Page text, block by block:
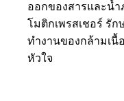
ออกของสารและน้ำ
โมติกเพรสเชอร์ รั
ทำงานของกล้ามเนื้
หัวใจ